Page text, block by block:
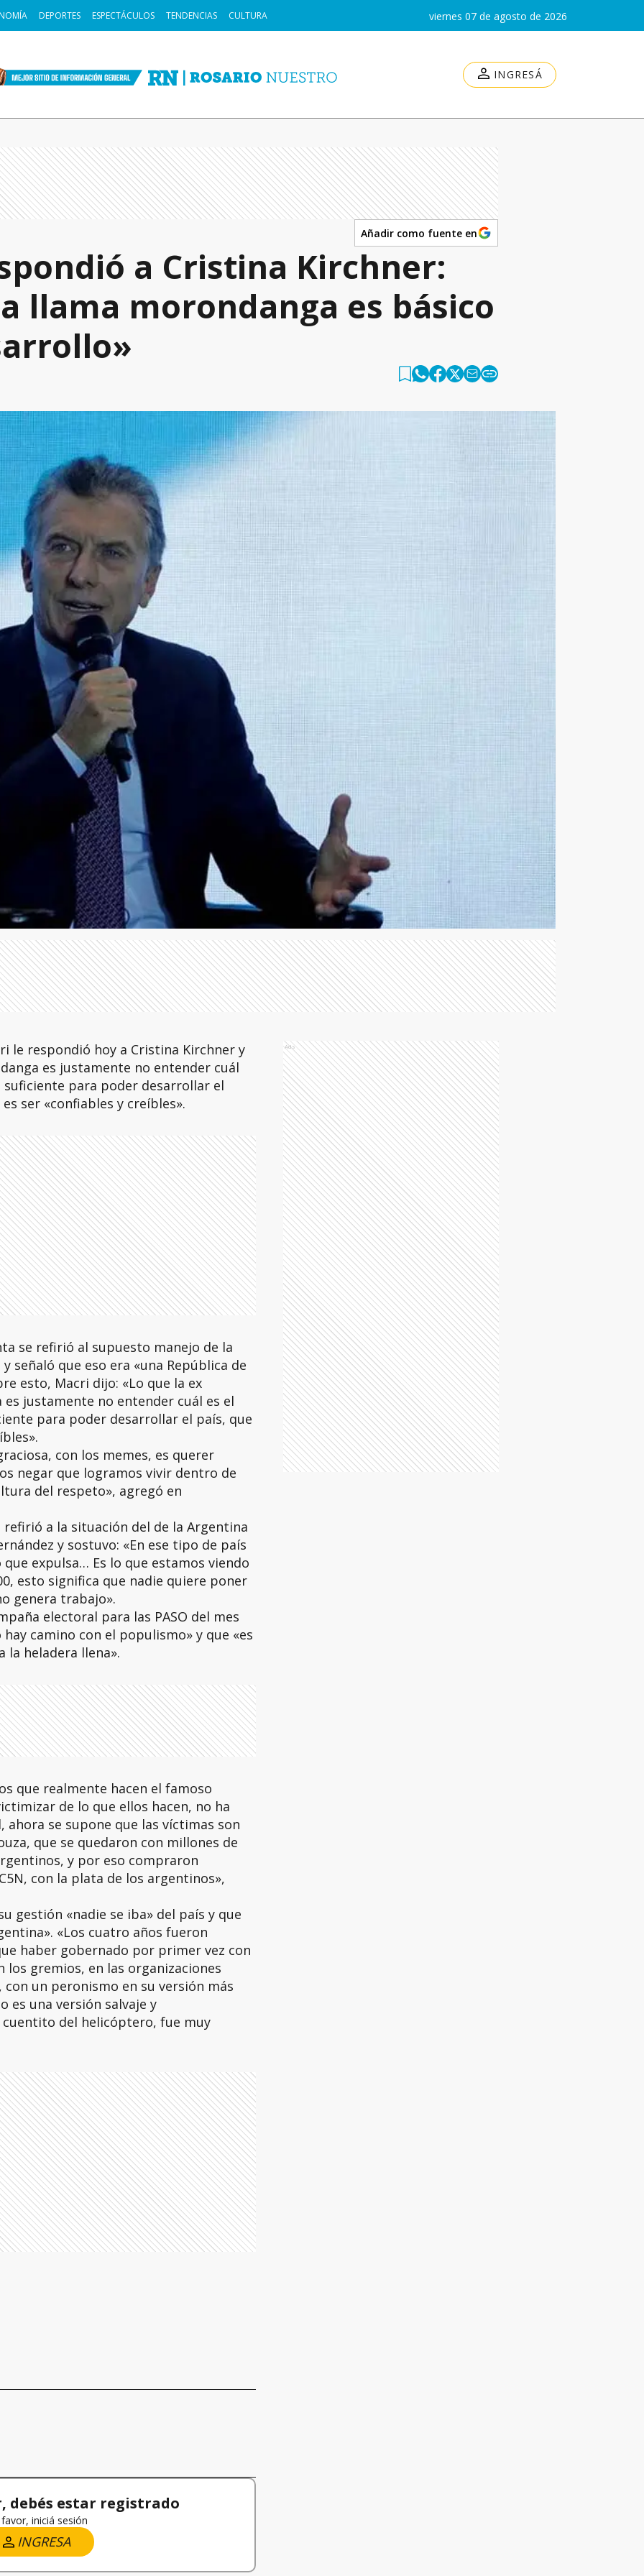
DEPORTES ESPECTÁCULOS TENDENCIAS CULTURA viernes 07 de agosto de 2026
INGRESÁ
Añadir como fuente en
a Cristina Kirchner:
llama morondanga es básico
le respondió hoy a Cristina Kirchner y
es justamente no entender cuál
para poder desarrollar el
ser «confiables y creíbles».
se refirió al supuesto manejo de la
señaló que eso era «una República de
esto, Macri dijo: «Lo que la ex
justamente no entender cuál es el
para poder desarrollar el país, que
con los memes, es querer
negar que logramos vivir dentro de
del respeto», agregó en
refirió a la situación del de la Argentina
y sostuvo: «En ese tipo de país
expulsa… Es lo que estamos viendo
esto significa que nadie quiere poner
genera trabajo».
electoral para las PASO del mes
camino con el populismo» y que «es
la heladera llena».
que realmente hacen el famoso
de lo que ellos hacen, no ha
se supone que las víctimas son
que se quedaron con millones de
y por eso compraron
con la plata de los argentinos»,
gestión «nadie se iba» del país y que
«Los cuatro años fueron
haber gobernado por primer vez con
los gremios, en las organizaciones
un peronismo en su versión más
es una versión salvaje y
del helicóptero, fue muy
debés estar registrado
iniciá sesión
INGRESA
Ads